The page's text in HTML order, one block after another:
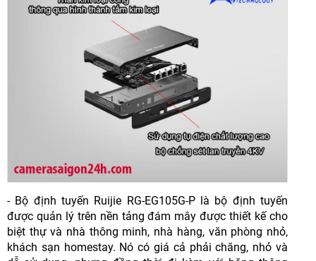
- Bộ định tuyến Ruijie RG-EG105G-P là bộ định tuyến
được quản lý trên nền tảng đám mây được thiết kế cho
biệt thự và nhà thông minh, nhà hàng, văn phòng nhỏ,
khách sạn homestay. Nó có giá cả phải chăng, nhỏ và